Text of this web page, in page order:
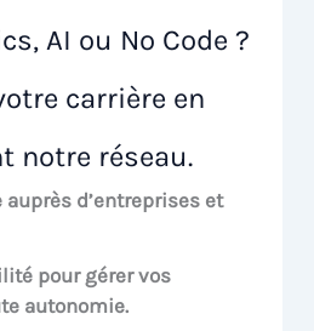
AI ou No Code ?
carrière en
notre réseau.
auprès d’entreprises et
pour gérer vos
autonomie.